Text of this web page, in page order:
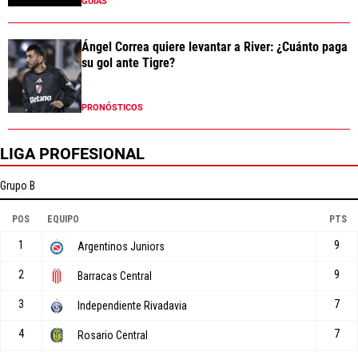
Ángel Correa quiere levantar a River: ¿Cuánto paga
su gol ante Tigre?
PRONÓSTICOS
LIGA PROFESIONAL